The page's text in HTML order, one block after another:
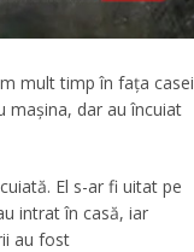
mult timp în faţa casei
maşina, dar au încuiat
El s-ar fi uitat pe
intrat în casă, iar
au fost